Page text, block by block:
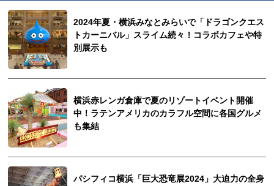
2024年夏・横浜みなとみらいで「ドラゴンクエス
トカーニバル」スライム続々！コラボカフェや特
別展示も
横浜赤レンガ倉庫で夏のリゾートイベント開催
中！ラテンアメリカのカラフル空間に各国グルメ
も集結
パシフィコ横浜「巨大恐竜展2024」大迫力の全身